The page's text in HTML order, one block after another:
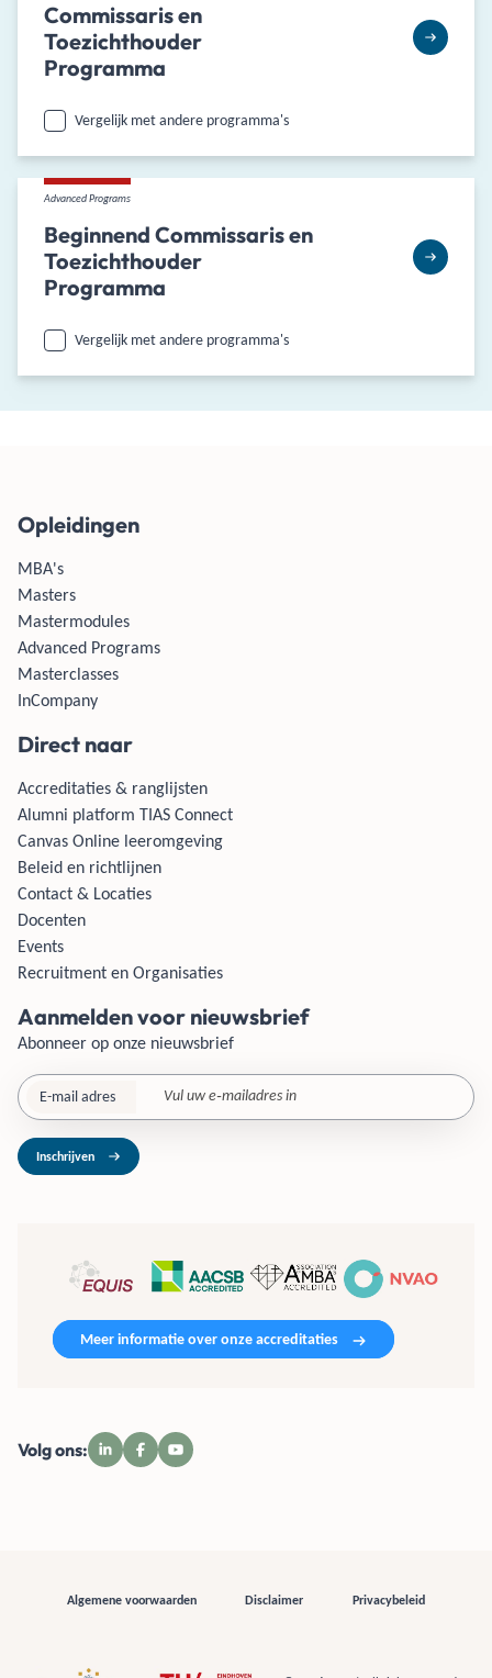
Commissaris en
Toezichthouder
Programma
Vergelijk met andere programma's
Advanced Programs
Beginnend Commissaris en
Toezichthouder
Programma
Vergelijk met andere programma's
Opleidingen
MBA's
Masters
Mastermodules
Advanced Programs
Masterclasses
InCompany
Direct naar
Accreditaties & ranglijsten
Alumni platform TIAS Connect
Canvas Online leeromgeving
Beleid en richtlijnen
Contact & Locaties
Docenten
Events
Recruitment en Organisaties
Aanmelden voor nieuwsbrief
Abonneer op onze nieuwsbrief
E-mail adres
Inschrijven
Meer informatie over onze accreditaties
Volg ons:
Algemene voorwaarden Disclaimer Privacybeleid